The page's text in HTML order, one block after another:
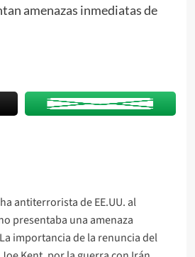
amenazas inmediatas de
antiterrorista de EE.UU. al
presentaba una amenaza
importancia de la renuncia del